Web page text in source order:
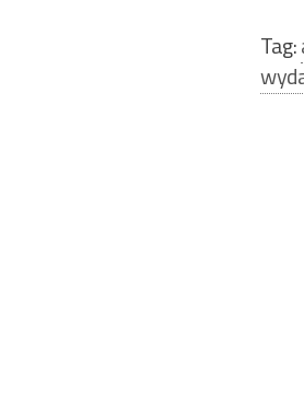
Tag: